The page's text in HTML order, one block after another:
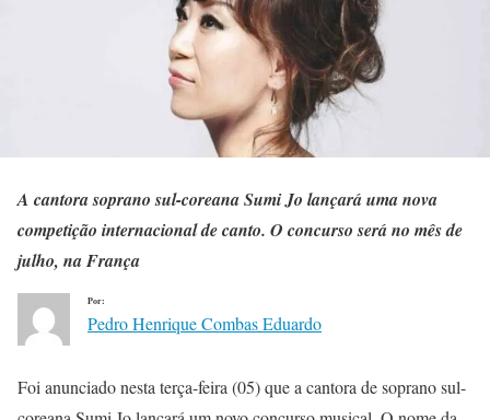
A cantora soprano sul-coreana Sumi Jo lançará uma nova
competição internacional de canto. O concurso será no mês de
julho, na França
Por:
Pedro Henrique Combas Eduardo
Foi anunciado nesta terça-feira (05) que a cantora de soprano sul-